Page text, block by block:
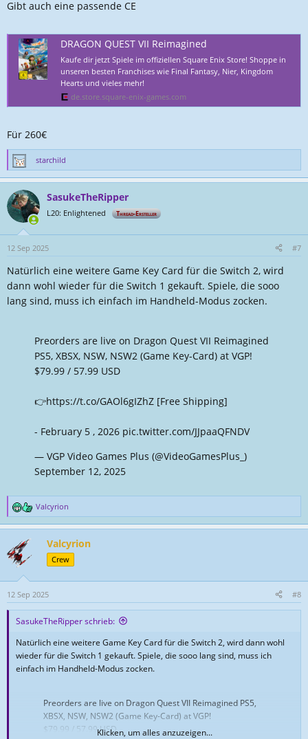
Gibt auch eine passende CE
DRAGON QUEST VII Reimagined
Kaufe dir jetzt Spiele im offiziellen Square Enix Store! Shoppe in
unseren besten Franchises wie Final Fantasy, Nier, Kingdom
Hearts und vieles mehr!
de.store.square-enix-games.com
Für 260€
R
e
k
t
i
o
n
n
:
starchild
SasukeTheRipper
L20: Enlightened Thread-Ersteller
12 Sep 2025 #7
Natürlich eine weitere Game Key Card für die Switch 2, wird
dann wohl wieder für die Switch 1 gekauft. Spiele, die sooo
lang sind, muss ich einfach im Handheld-Modus zocken.
Preorders are live on Dragon Quest VII Reimagined
PS5, XBSX, NSW, NSW2 (Game Key-Card) at VGP!
$79.99 / 57.99 USD
👉https://t.co/GAOl6gIZhZ [Free Shipping]
- February 5 , 2026 pic.twitter.com/JJpaaQFNDV
— VGP Video Games Plus (@VideoGamesPlus_)
September 12, 2025
R
e
k
t
o
n
e
Valcyrion
Valcyrion
Crew
12 Sep 2025 #8
SasukeTheRipper schrieb:
Natürlich eine weitere Game Key Card für die Switch 2, wird dann wohl
wieder für die Switch 1 gekauft. Spiele, die sooo lang sind, muss ich
einfach im Handheld-Modus zocken.
Preorders are live on Dragon Quest VII Reimagined PS5,
XBSX, NSW, NSW2 (Game Key-Card) at VGP!
$79.99 / 57.99 USDKlicken, um alles anzuzeigen...